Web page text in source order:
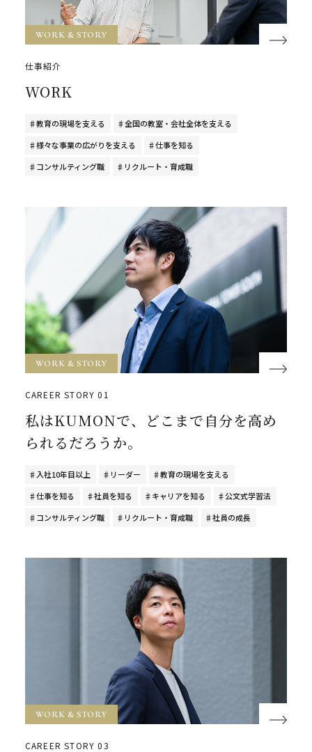
WORK & STORY
仕事紹介
WORK
教育の現場を支える
全国の教室・会社全体を支える
様々な事業の広がりを支える
仕事を知る
コンサルティング職
リクルート・育成職
WORK & STORY
CAREER STORY 01
私はKUMONで、どこまで自分を高め
られるだろうか。
入社10年目以上 リーダー
教育の現場を支える
仕事を知る
社員を知る キャリアを知る
公文式学習法
コンサルティング職
リクルート・育成職 社員の成長
WORK & STORY
CAREER STORY 03